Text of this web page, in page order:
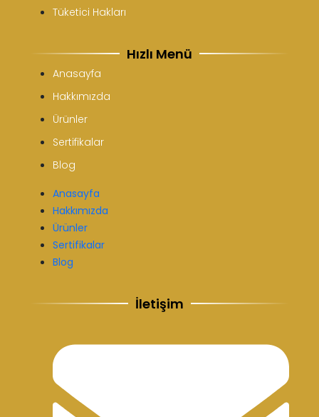
Tüketici Hakları
Hızlı Menü
Anasayfa
Hakkımızda
Ürünler
Sertifikalar
Blog
Anasayfa
Hakkımızda
Ürünler
Sertifikalar
Blog
İletişim